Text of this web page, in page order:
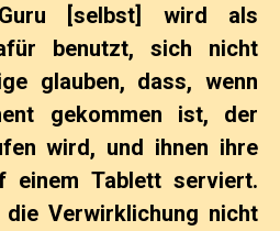
[selbst] wird als
benutzt, sich nicht
glauben, dass, wenn
gekommen ist, der
wird, und ihnen ihre
einem Tablett serviert.
Verwirklichung nicht